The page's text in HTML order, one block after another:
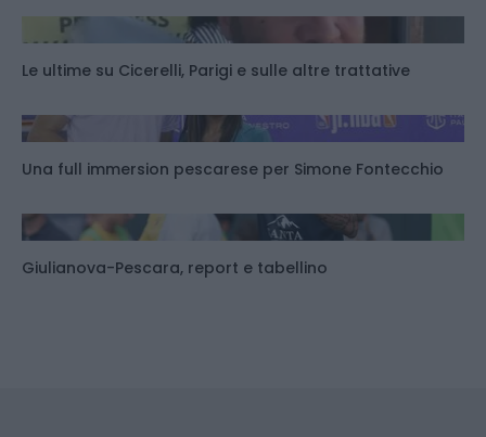
Le ultime su Cicerelli, Parigi e sulle altre trattative
Una full immersion pescarese per Simone Fontecchio
Giulianova-Pescara, report e tabellino